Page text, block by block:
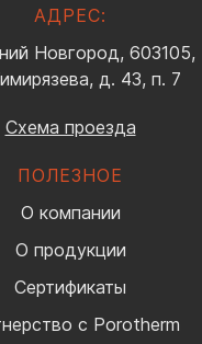
АДРЕС:
Новгород, 603105,
д. 43, п. 7
Схема проезда
ПОЛЕЗНОЕ
О компании
О продукции
Сертификаты
с Porotherm